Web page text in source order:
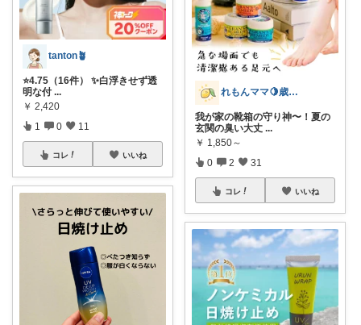
tanton🪴
⭐4.75（16件） ✨白浮きせず透
明な付 ...
￥ 2,420
1 0 11
コレ いいね
れもんママ🍋歳の差3姉妹の母
我が家の靴箱の守り神〜！夏の
玄関の臭い大丈 ...
￥ 1,850～
0 2 31
コレ いいね